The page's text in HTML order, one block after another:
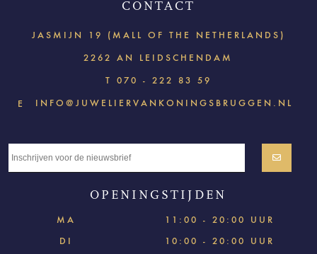
CONTACT
JASMIJN 19 (MALL OF THE NETHERLANDS)
2262 AN LEIDSCHENDAM
T 070 - 222 83 59
E INFO@JUWELIERVANKONINGSBRUGGEN.NL
OPENINGSTIJDEN
MA
11:00 - 20:00 UUR
DI
10:00 - 20:00 UUR